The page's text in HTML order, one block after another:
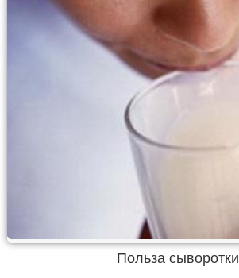
Польза сыворотки